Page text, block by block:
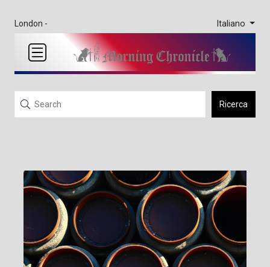
London - Italiano
Ricerca